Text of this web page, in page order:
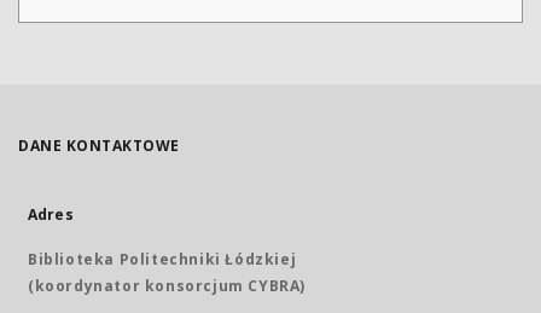
DANE KONTAKTOWE
Adres
Biblioteka Politechniki Łódzkiej
(koordynator konsorcjum CYBRA)